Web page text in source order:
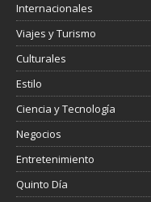
Internacionales
Viajes y Turismo
Culturales
Estilo
Ciencia y Tecnología
Negocios
Entretenimiento
Quinto Día